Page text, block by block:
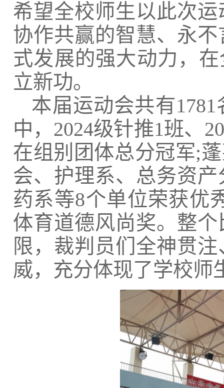
希望全校师生以此次
协作共赢的智慧、永
式发展的强大动力，
立新功。
本届运动会共有
中，2024级针推1班、
在组别团体总分冠军;
会、护理系、总务资
药系等8个单位荣获优
体育道德风尚奖。整
限，裁判员们全神贯
威，充分体现了学校师